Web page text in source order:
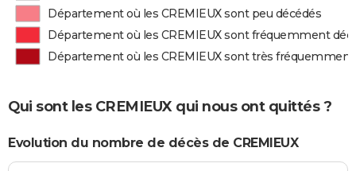
Département où les CREMIEUX sont peu décédés
Département où les CREMIEUX sont fréquemment
Département où les CREMIEUX sont très fréquemment
Qui sont les CREMIEUX qui nous ont quittés ?
Evolution du nombre de décès de CREMIEUX